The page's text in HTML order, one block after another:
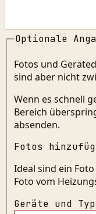
Optionale
Fotos und
sind aber nicht
Wenn es schnell
Bereich
absenden.
Fotos
Ideal sind ein
Foto vom
Geräte und